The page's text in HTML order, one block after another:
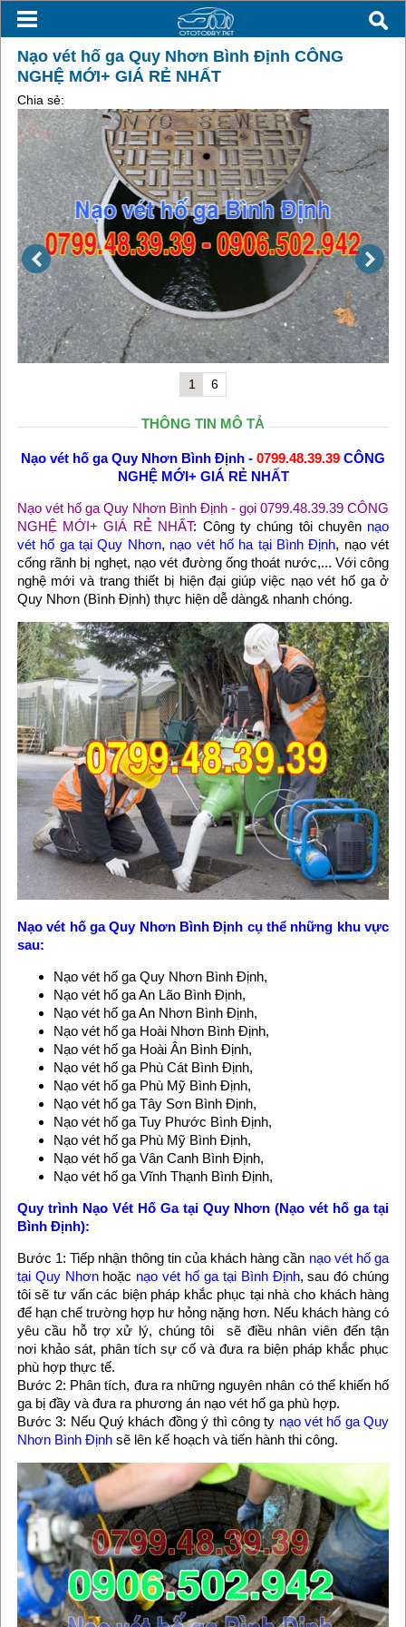
Nạo vét hố ga Quy Nhơn Bình Định CÔNG
NGHỆ MỚI+ GIÁ RẺ NHẤT
Chia sẻ:
1 6
THÔNG TIN MÔ TẢ
Nạo vét hố ga Quy Nhơn Bình Định - 0799.48.39.39 CÔNG
NGHỆ MỚI+ GIÁ RẺ NHẤT
Nạo vét hố ga Quy Nhơn Bình Định - gọi 0799.48.39.39 CÔNG
NGHỆ MỚI+ GIÁ RẺ NHẤT: Công ty chúng tôi chuyên nạo
vét hố ga tại Quy Nhơn, nạo vét hố ha tại Bình Định, nạo vét
cống rãnh bị nghẹt, nạo vét đường ống thoát nước,... Với công
nghệ mới và trang thiết bị hiện đại giúp việc nạo vét hố ga ở
Quy Nhơn (Bình Định) thực hiện dễ dàng& nhanh chóng.
Nạo vét hố ga Quy Nhơn Bình Định cụ thể những khu vực
sau:
Nạo vét hố ga Quy Nhơn Bình Định,
Nạo vét hố ga An Lão Bình Định,
Nạo vét hố ga An Nhơn Bình Định,
Nạo vét hố ga Hoài Nhơn Bình Định,
Nạo vét hố ga Hoài Ân Bình Định,
Nạo vét hố ga Phù Cát Bình Định,
Nạo vét hố ga Phù Mỹ Bình Định,
Nạo vét hố ga Tây Sơn Bình Định,
Nạo vét hố ga Tuy Phước Bình Định,
Nạo vét hố ga Phù Mỹ Bình Định,
Nạo vét hố ga Vân Canh Bình Định,
Nạo vét hố ga Vĩnh Thạnh Bình Định,
Quy trình Nạo Vét Hố Ga tại Quy Nhơn (Nạo vét hố ga tại
Bình Định):
Bước 1: Tiếp nhận thông tin của khách hàng cần nạo vét hố ga
tại Quy Nhơnhoặc nạo vét hố ga tại Bình Định, sau đó chúng
tôi sẽ tư vấn các biện pháp khắc phục tại nhà cho khách hàng
để hạn chế trường hợp hư hỏng nặng hơn. Nếu khách hàng có
yêu cầu hỗ trợ xử lý, chúng tôi sẽ điều nhân viên đến tận
nơi khảo sát, phân tích sự cố và đưa ra biện pháp khắc phục
phù hợp thực tế.
Bước 2: Phân tích, đưa ra những nguyên nhân có thể khiến hố
ga bị đầy và đưa ra phương án nạo vét hố ga phù hợp.
Bước 3: Nếu Quý khách đồng ý thì công ty nạo vét hố ga Quy
Nhơn Bình Địnhsẽ lên kế hoạch và tiến hành thi công.